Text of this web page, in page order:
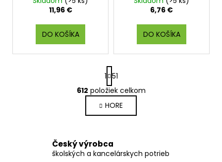
11,96 €
DO KOŠÍKA
6,76 €
DO KOŠÍKA
O
v
l
d
a
S
t
r
á
n
k
a
n
1 51
612 položiek celkom
HORE
Český výrobca
školských a kancelárskych potrieb